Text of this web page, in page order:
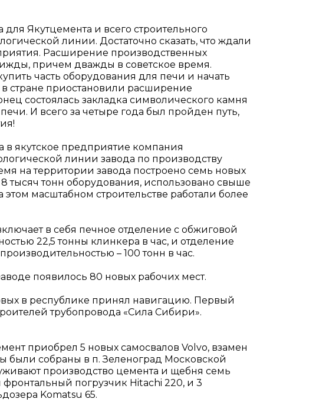
Якутцемента и всего строительного
линии. Достаточно сказать, что ждали
Расширение производственных
причем дважды в советское время.
часть оборудования для печи и начать
стране приостановили расширение
состоялась закладка символического камня
И всего за четыре года был пройден путь,
в якутское предприятие компания
линии завода по производству
на территории завода построено семь новых
тысяч тонн оборудования, использовано свыше
масштабном строительстве работали более
в себя печное отделение с обжиговой
22,5 тонны клинкера в час, и отделение
– 100 тонн в час.
появилось 80 новых рабочих мест.
в республике принял навигацию. Первый
трубопровода «Сила Сибири».
приобрел 5 новых самосвалов Volvo, взамен
собраны в п. Зеленоград Московской
производство цемента и щебня семь
погрузчик Hitachi 220, и 3
Komatsu 65.